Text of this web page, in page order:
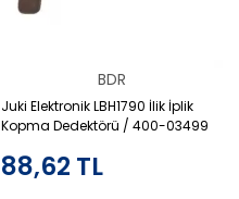
BDR
Juki Elektronik LBH1790 İlik İplik
Kopma Dedektörü / 400-03499
88,62 TL